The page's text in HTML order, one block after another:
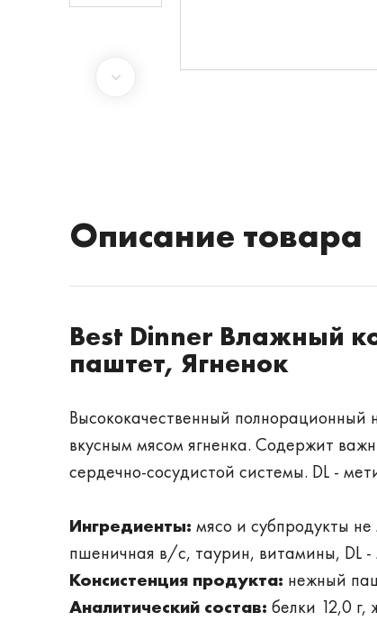
Описание товара
Best Dinner Влажный
паштет, Ягненок
Высококачественный
вкусным мясом ягненка. Содержит
сердечно-сосудистой системы. DL -
Ингредиенты: мясо и субпродукты
пшеничная в/с, таурин, витамины, DL
Консистенция продукта: нежный
Аналитический состав: белки 12,0 г,